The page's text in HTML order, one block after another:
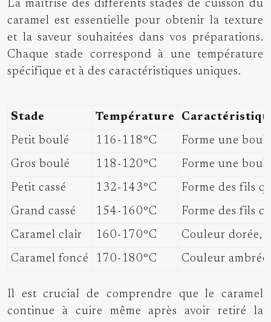
La maîtrise des différents stades de cuisson du
caramel est essentielle pour obtenir la texture
et la saveur souhaitées dans vos préparations.
Chaque stade correspond à une température
spécifique et à des caractéristiques uniques.
Stade Température
Petit boulé 116-118°C Forme une
Gros boulé 118-120°C Forme une
Petit cassé 132-143°C Forme des fils
Grand cassé 154-160°C Forme des fils
Caramel clair 160-170°C Couleur dorée,
Caramel foncé 170-180°C Couleur
Il est crucial de comprendre que le caramel
continue à cuire même après avoir retiré la